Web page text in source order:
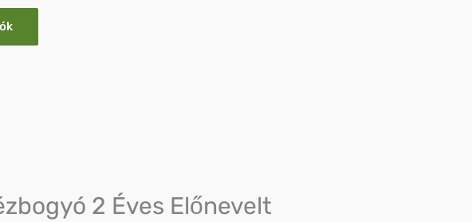
2 Éves Előnevelt